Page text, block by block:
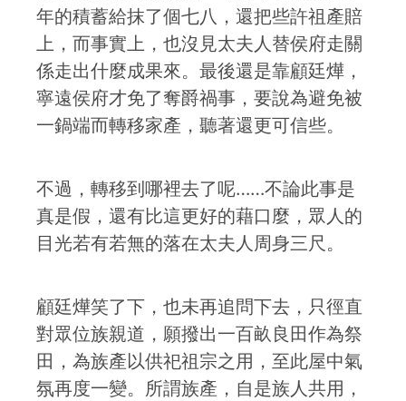
年的積蓄給抹了個七八，還把些許祖產賠
上，而事實上，也沒見太夫人替侯府走關
係走出什麼成果來。最後還是靠顧廷燁，
寧遠侯府才免了奪爵禍事，要說為避免被
一鍋端而轉移家產，聽著還更可信些。
不過，轉移到哪裡去了呢……不論此事是
真是假，還有比這更好的藉口麼，眾人的
目光若有若無的落在太夫人周身三尺。
顧廷燁笑了下，也未再追問下去，只徑直
對眾位族親道，願撥出一百畝良田作為祭
田，為族產以供祀祖宗之用，至此屋中氣
氛再度一變。所謂族產，自是族人共用，